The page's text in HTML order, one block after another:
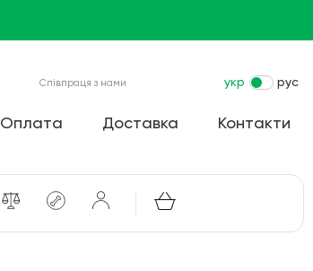
Співпраця з нами укр рус
Оплата Доставка Контакти